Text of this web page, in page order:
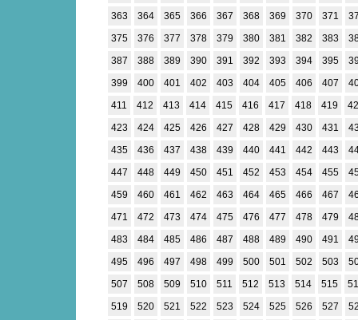
363
364 365 366 367 368 369 370 371
375
376 377 378 379 380 381 382 383
387
388 389 390 391 392 393 394 395
399
400 401 402 403 404 405 406 407
411
412 413 414 415 416 417 418 419
423
424 425 426 427 428 429 430 431
435
436 437 438 439 440 441 442 443
447
448 449 450 451 452 453 454 455
459
460 461 462 463 464 465 466 467
471
472 473 474 475 476 477 478 479
483
484 485 486 487 488 489 490 491
495
496 497 498 499 500 501 502 503
507
508 509 510 511 512 513 514 515
519
520 521 522 523 524 525 526 527